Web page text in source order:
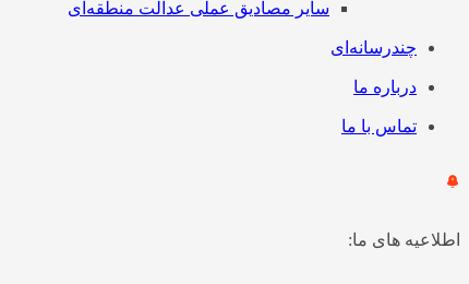
سایر مصادیق عملی عدالت منطقه‌ای
چندرسانه‌ای
درباره ما
تماس با ما
اطلاعیه های ما: